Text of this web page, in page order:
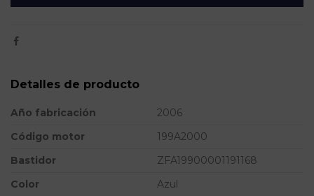
Detalles de producto
Año fabricación
2006
Código motor
199A2000
Bastidor
ZFA19900001191168
Color
Azul